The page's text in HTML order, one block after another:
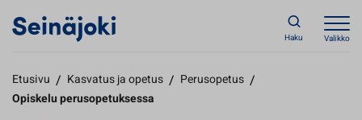
Haku Valikko
Etusivu / Kasvatus ja opetus / Perusopetus /
Opiskelu perusopetuksessa